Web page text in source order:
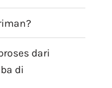
dari
di